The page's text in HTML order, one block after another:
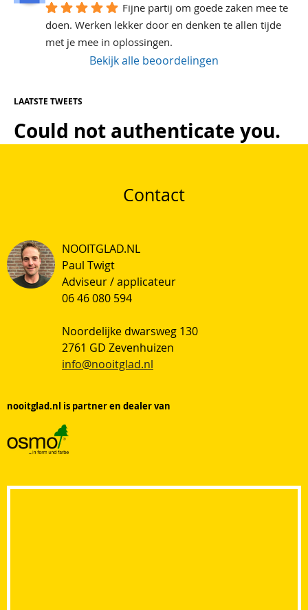
Fijne partij om goede zaken mee te
doen. Werken lekker door en denken te allen tijde
met je mee in oplossingen.
Bekijk alle beoordelingen
LAATSTE TWEETS
Could not authenticate you.
Contact
NOOITGLAD.NL
Paul Twigt
Adviseur / applicateur
06 46 080 594
Noordelijke dwarsweg 130
2761 GD Zevenhuizen
info@nooitglad.nl
nooitglad.nl is partner en dealer van